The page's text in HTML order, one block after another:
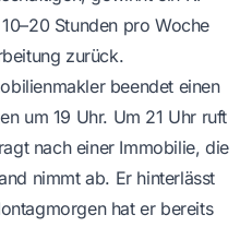
Stunden pro Woche
zurück.
beendet einen
um 19 Uhr. Um 21 Uhr ruft
nach einer Immobilie, die
nimmt ab. Er hinterlässt
hat er bereits